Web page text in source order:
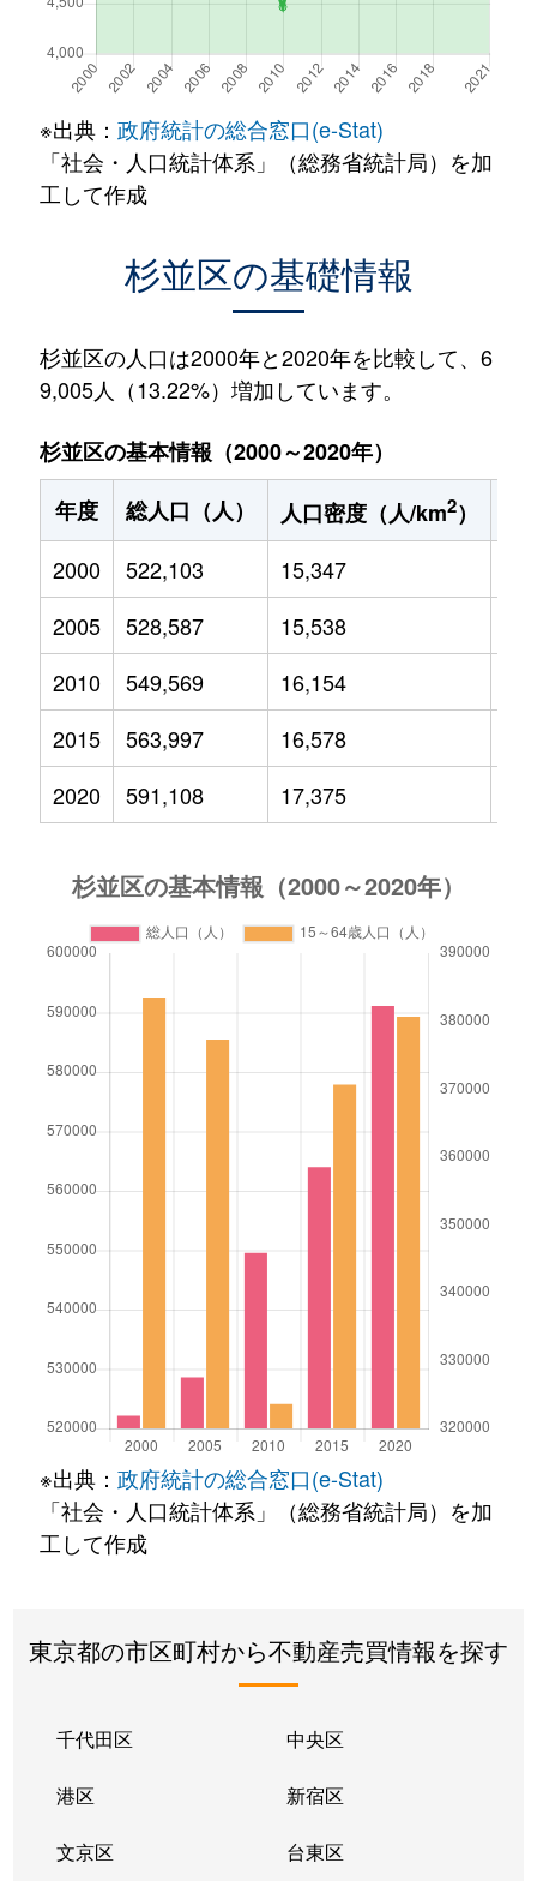
※出典： 政府統計の総合窓口(e-Stat)
「社会・人口統計体系」（総務省統計局）を加
工して作成
杉並区の基礎情報
杉並区の人口は2000年と2020年を比較して、6
9,005人（13.22%）増加しています。
杉並区の基本情報（2000～2020年）
年度
総人口（人） 人口密度（人/km2）
2000
522,103 15,347
2005
528,587 15,538
2010
549,569 16,154
2015
563,997 16,578
2020
591,108 17,375
※出典： 政府統計の総合窓口(e-Stat)
「社会・人口統計体系」（総務省統計局）を加
工して作成
東京都の市区町村から不動産売買情報を探す
千代田区 中央区
港区 新宿区
文京区 台東区